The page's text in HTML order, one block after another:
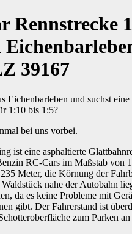
Rennstrecke
39167
Eichenbarleben und suchst
1:10 bis 1:5?
bei uns vorbei.
ist eine asphaltierte
RC-Cars im Maßstab von
Meter, die Körnung der
nahe der Autobahn
da es keine Probleme mit
gibt. Der Fahrerstand ist
zum Parken